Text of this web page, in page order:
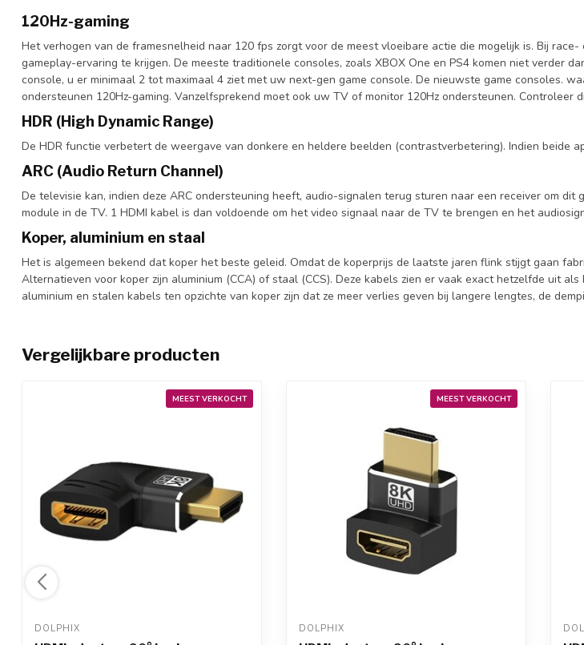
120Hz-gaming
Het verhogen van de framesnelheid naar 120 fps zorgt voor de meest vloeibare actie die mogelijk is. Bij
gameplay-ervaring te krijgen. De meeste traditionele consoles, zoals XBOX One en PS4 komen niet
console, u er minimaal 2 tot maximaal 4 ziet met uw next-gen game console. De nieuwste game consoles.
ondersteunen 120Hz-gaming. Vanzelfsprekend moet ook uw TV of monitor 120Hz ondersteunen. Controleer
HDR (High Dynamic Range)
De HDR functie verbetert de weergave van donkere en heldere beelden (contrastverbetering). Indien
ARC (Audio Return Channel)
De televisie kan, indien deze ARC ondersteuning heeft, audio-signalen terug sturen naar een receiver om
module in de TV. 1 HDMI kabel is dan voldoende om het video signaal naar de TV te brengen en het
Koper, aluminium en staal
Het is algemeen bekend dat koper het beste geleid. Omdat de koperprijs de laatste jaren flink stijgt gaan
Alternatieven voor koper zijn aluminium (CCA) of staal (CCS). Deze kabels zien er vaak exact hetzelfde uit
aluminium en stalen kabels ten opzichte van koper zijn dat ze meer verlies geven bij langere lengtes, de
Vergelijkbare producten
MEEST VERKOCHT
DOLPHIX
MEEST VERKOCHT
DOLPHIX